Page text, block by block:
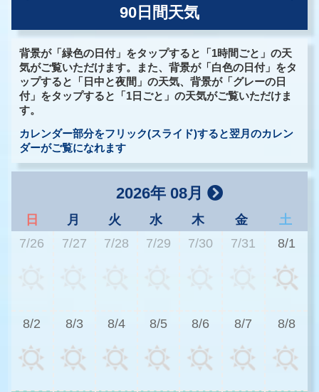
90日間天気
背景が「緑色の日付」をタップすると「1時間ごと」の天
気がご覧いただけます。また、背景が「白色の日付」をタ
ップすると「日中と夜間」の天気、背景が「グレーの日
付」をタップすると「1日ごと」の天気がご覧いただけま
す。
カレンダー部分をフリック(スライド)すると翌月のカレン
ダーがご覧になれます
2026年 08月
日 月 火 水 木 金
土
7/26
7/27 7/28 7/29 7/30 7/31 8/1
8/2 8/3 8/4 8/5 8/6 8/7 8/8